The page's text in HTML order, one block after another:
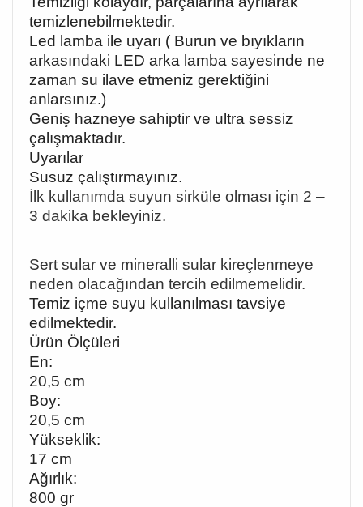
temizlenebilmektedir.
Led lamba ile uyarı ( Burun ve bıyıkların
arkasındaki LED arka lamba sayesinde ne
zaman su ilave etmeniz gerektiğini
anlarsınız.)
Geniş hazneye sahiptir ve ultra sessiz
çalışmaktadır.
Uyarılar
Susuz çalıştırmayınız.
İlk kullanımda suyun sirküle olması için 2 –
3 dakika bekleyiniz.
Sert sular ve mineralli sular kireçlenmeye
neden olacağından tercih edilmemelidir.
Temiz içme suyu kullanılması tavsiye
edilmektedir.
Ürün Ölçüleri
En:
20,5 cm
Boy:
20,5 cm
Yükseklik:
17 cm
Ağırlık:
800 gr